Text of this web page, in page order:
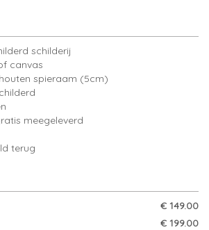
schilderij
canvas
spieraam (5cm)
meegeleverd
terug
€ 149.00
€ 199.00